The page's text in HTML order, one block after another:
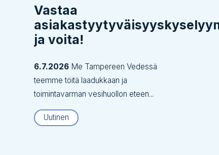
Vastaa
ja voita!
6.7.2026 Me Tampereen Vedessä
teemme töitä laadukkaan ja
toimintavarman vesihuollon eteen...
Uutinen